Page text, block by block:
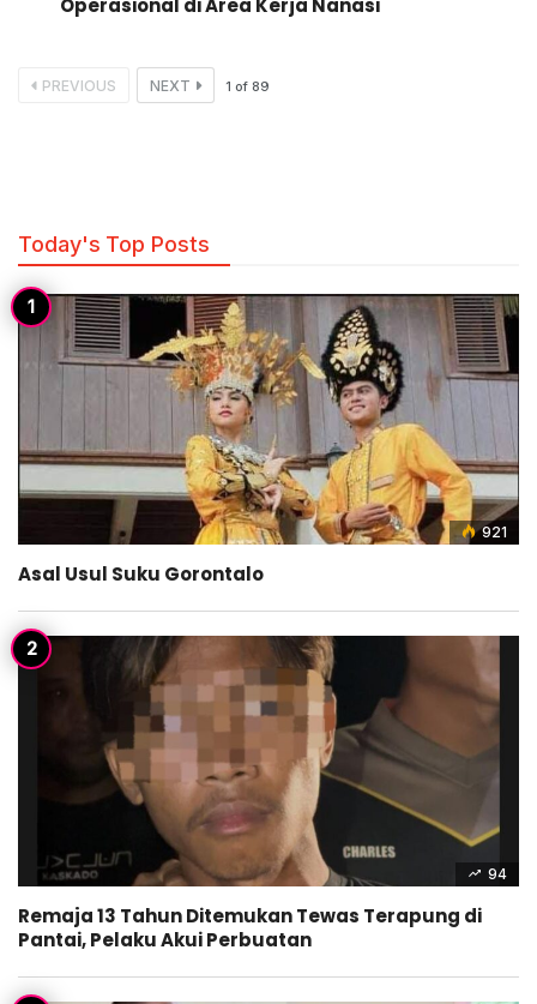
PREVIOUS NEXT 1 of 89
Today's Top Posts
921
Asal Usul Suku Gorontalo
94
Remaja 13 Tahun Ditemukan Tewas Terapung di
Pantai, Pelaku Akui Perbuatan